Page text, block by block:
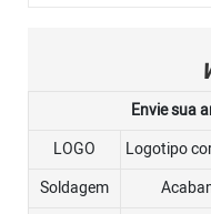
Envie sua
LOGO
Logotipo
Soldagem